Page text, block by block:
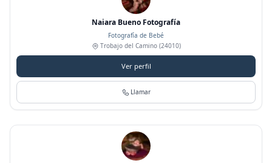
Naiara Bueno Fotografía
Fotografía de Bebé
Trobajo del Camino(24010)
Ver perfil
Llamar